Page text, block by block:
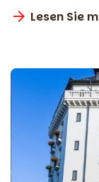
Lesen Sie